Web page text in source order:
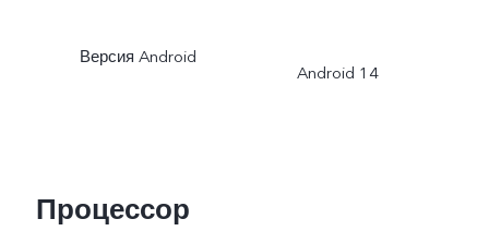
Версия Android
Android 14
Процессор